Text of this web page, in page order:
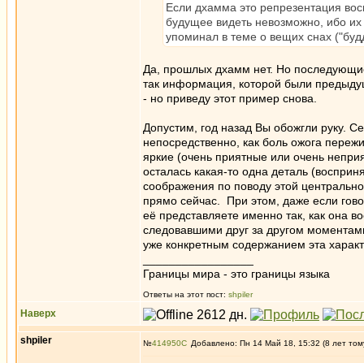
Если дхамма это репрезентация
будущее видеть невозможно, ибо
упоминал в теме о вещих снах
Да, прошлых дхамм нет. Но
так информация, которой были
- но приведу этот пример снова.
Допустим, год назад Вы обожгли руку.
непосредственно, как боль ожога
яркие (очень приятные или очень
осталась какая-то одна деталь
соображения по поводу этой
прямо сейчас. При этом, даже если
её представляете именно так, как она
следовавшими друг за другом
уже конкретным содержанием эта
Границы мира - это границы языка
Ответы на этот пост: shpiler
Наверх
shpiler №414950 Добавлено: Пн 14 Май 18, 15:32 (8 лет